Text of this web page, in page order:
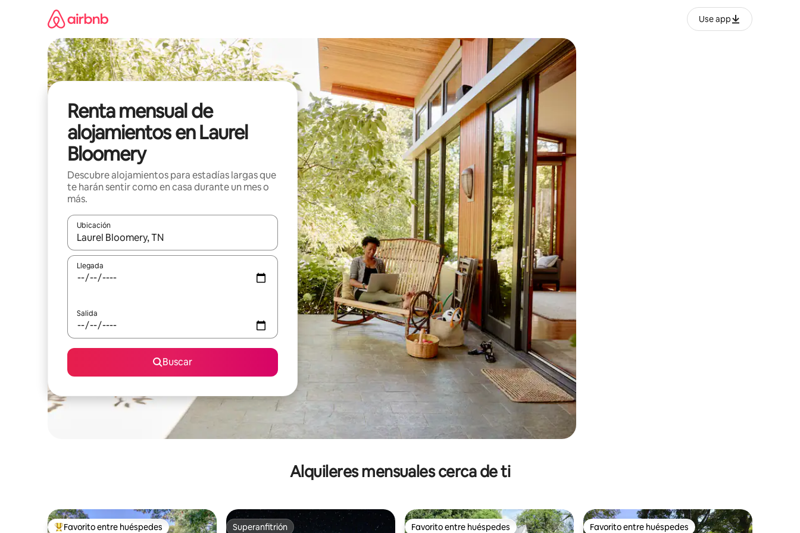
Use app
Renta mensual de
alojamientos en Laurel
Bloomery
Descubre alojamientos para estadías largas que
te harán sentir como en casa durante un mes o
más.
Ubicación
Cuando los resultados estén disponibles, navega con las teclas de flecha hacia arriba y hacia abajo o explora con el tacto o desliza el dedo.
Llegada
Salida
Buscar
Alquileres mensuales cerca de ti
Favorito entre huéspedes Superanfitrión Favorito entre huéspedes Favorito entre huéspedes